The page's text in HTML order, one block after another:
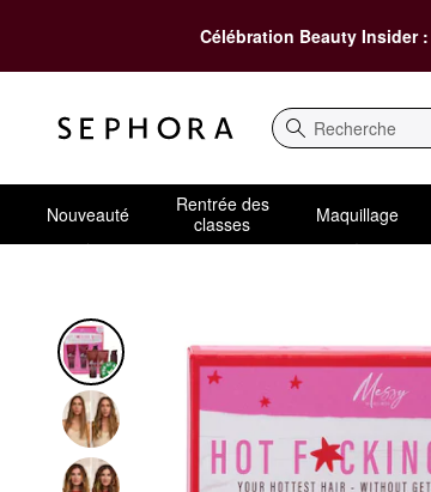
Célébration Beauty Insider :
Recherche
Nouveauté
Rentrée des
classes
Maquillage